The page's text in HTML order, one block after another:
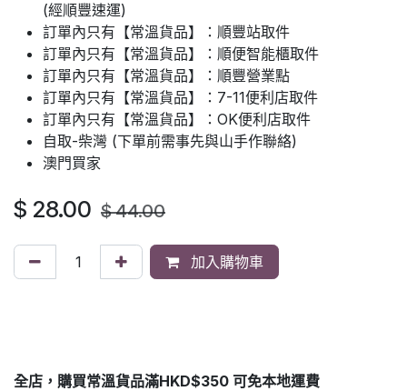
(經順豐速運)
訂單內只有【常溫貨品】：順豐站取件
訂單內只有【常溫貨品】：順便智能櫃取件
訂單內只有【常溫貨品】：順豐營業點
訂單內只有【常溫貨品】：7-11便利店取件
訂單內只有【常溫貨品】：OK便利店取件
自取-柴灣 (下單前需事先與山手作聯絡)
澳門買家
$ 28.00 $44.00
加入購物車
全店，購買常溫貨品滿HKD$350 可免本地運費